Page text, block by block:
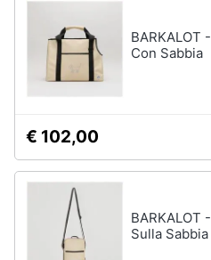
BARKALOT
Con Sabbia
€ 102,00
BARKALOT
Sulla Sabbia